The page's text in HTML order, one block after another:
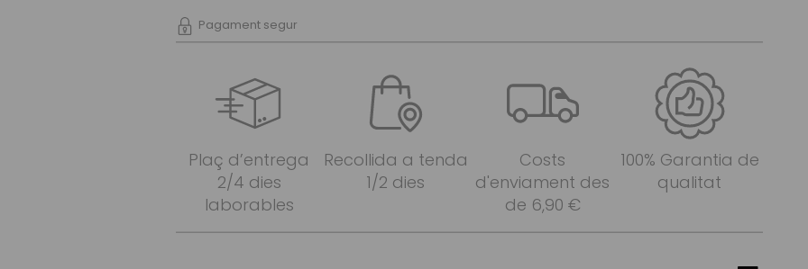
Pagament segur
Plaç d’entrega
2/4 dies
laborables
Recollida a tenda
1/2 dies
Costs
d'enviament des
de 6,90 €
100% Garantia de
qualitat